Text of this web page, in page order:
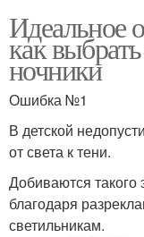
Идеальное
как
ночники
Ошибка №1
В детской
от света к тени.
Добиваются такого
благодаря
светильникам.